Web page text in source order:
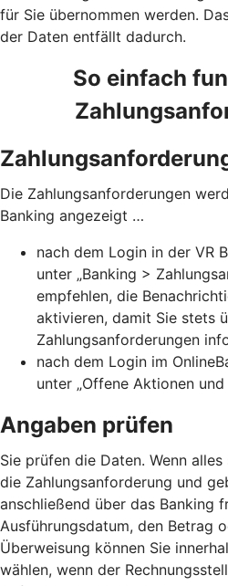
für Sie übernommen werden.
der Daten entfällt dadurch.
So einfach
Die Zahlungsanforderungen
Banking angezeigt …
nach dem Login in der VR
unter „Banking >
empfehlen, die
aktivieren, damit Sie stets
Zahlungsanforderungen
nach dem Login im
unter „Offene Aktionen und
Angaben prüfen
Sie prüfen die Daten. Wenn
die Zahlungsanforderung und
anschließend über das Banking
Ausführungsdatum, den Betrag
Überweisung können Sie
wählen, wenn der